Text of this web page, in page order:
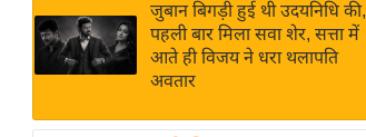
ई-पेपर
मिसाल बेमिसाल
शख्सियत
यंग इंडिया
जुबान बिगड़ी हुई थी उदयनिधि की,
पहली बार मिला सवा शेर, सत्ता में
आते ही विजय ने धरा थलापति
अवतार